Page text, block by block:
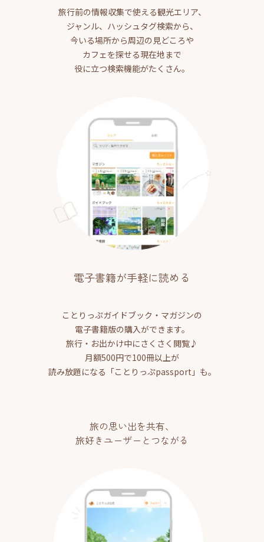
旅行前の情報収集で使える観光エリア、
ジャンル、ハッシュタグ検索から、
今いる場所から周辺の見どころや
カフェを探せる現在地まで
役に立つ検索機能がたくさん。
電子書籍が手軽に読める
ことりっぷガイドブック・マガジンの
電子書籍版の購入ができます。
旅行・お出かけ中にさくさく閲覧♪
月額500円で100冊以上が
読み放題になる「ことりっぷpassport」も。
旅の思い出を共有、
旅好きユーザーとつながる